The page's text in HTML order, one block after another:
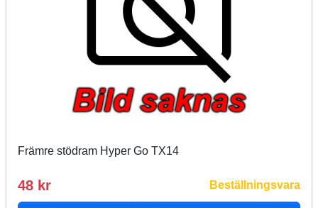
Främre stödram Hyper Go TX14
48 kr Beställningsvara